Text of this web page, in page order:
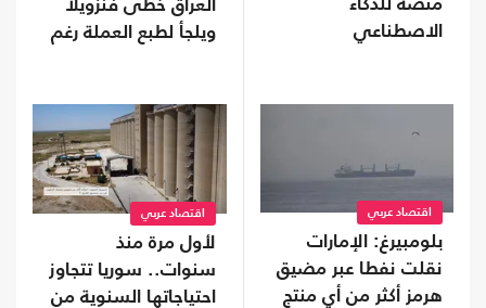
منصة للذكاء
الاصطناعي
العراق خُطى فنزويلا
ويلجأ لطبع العملة رغم
اقتصاد عربي
بلومبيرغ: الإمارات
نقلت نفطا عبر مضيق
هرمز أكثر من أي منتج
اقتصاد عربي
لأول مرة منذ
سنوات.. سوريا تتجاوز
احتياجاتها السنوية من